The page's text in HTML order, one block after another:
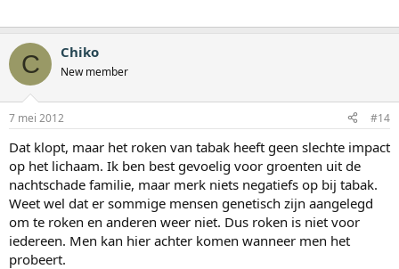
C Chiko
New member
7 mei 2012 #14
Dat klopt, maar het roken van tabak heeft geen slechte impact
op het lichaam. Ik ben best gevoelig voor groenten uit de
nachtschade familie, maar merk niets negatiefs op bij tabak.
Weet wel dat er sommige mensen genetisch zijn aangelegd
om te roken en anderen weer niet. Dus roken is niet voor
iedereen. Men kan hier achter komen wanneer men het
probeert.